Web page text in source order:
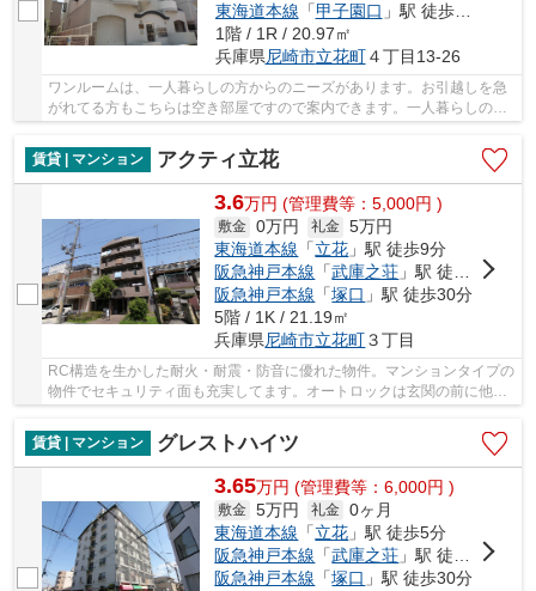
東海道本線 「甲子園口 」駅 徒歩36分
1階 / 1R / 20.97㎡
兵庫県尼崎市立花町４丁目13-26
ワンルームは、一人暮らしの方からのニーズがあります。お引越しを急
がれてる方もこちらは空き部屋ですので案内できます。一人暮らしの方
賃貸 | マンション
アクティ立花
3.6万円 (管理費等：5,000円 )
敷金 0万円 礼金 5万円
東海道本線 「立花 」駅 徒歩9分
阪急神戸本線 「武庫之荘 」駅 徒歩22分
阪急神戸本線 「塚口 」駅 徒歩30分
5階 / 1K / 21.19㎡
兵庫県尼崎市立花町３丁目
RC構造を生かした耐火・耐震・防音に優れた物件。マンションタイプの
物件でセキュリティ面も充実してます。オートロックは玄関の前に他人
賃貸 | マンション
グレストハイツ
3.65万円 (管理費等：6,000円 )
敷金 5万円 礼金 0ヶ月
東海道本線 「立花 」駅 徒歩5分
阪急神戸本線 「武庫之荘 」駅 徒歩25分
阪急神戸本線 「塚口 」駅 徒歩30分